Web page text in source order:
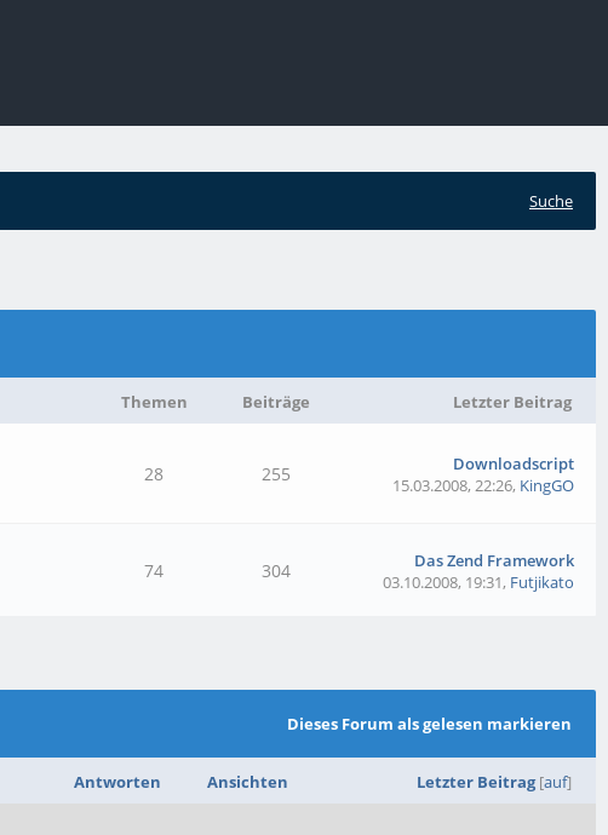
Suche
Themen Beiträge Letzter Beitrag
28 255
Downloadscript
15.03.2008, 22:26, KingGO
74 304
Das Zend Framework
03.10.2008, 19:31, Futjikato
Dieses Forum als gelesen markieren
Antworten Ansichten Letzter Beitrag [auf]